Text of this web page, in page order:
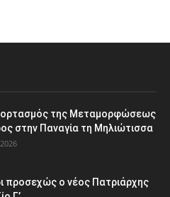
της Μεταμορφώσεως
στην Παναγία τη Μηλιώτισσα
προσεχώς ο νέος Πατριάρχης